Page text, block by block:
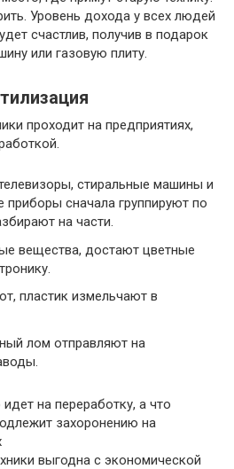
Уровень дохода у всех людей
счастлив, получив в подарок
или газовую плиту.
проходит на предприятиях,
стиральные машины и
приборы сначала группируют по
на части.
вещества, достают цветные
пластик измельчают в
лом отправляют на
на переработку, а что
захоронению на
выгодна с экономической